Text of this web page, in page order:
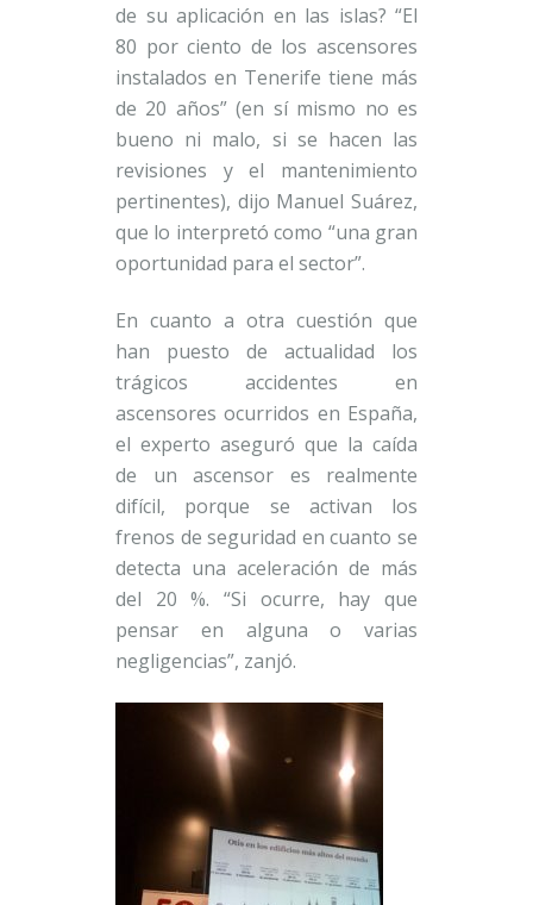
de su aplicación en las islas? “El
80 por ciento de los ascensores
instalados en Tenerife tiene más
de 20 años” (en sí mismo no es
bueno ni malo, si se hacen las
revisiones y el mantenimiento
pertinentes), dijo Manuel Suárez,
que lo interpretó como “una gran
oportunidad para el sector”.
En cuanto a otra cuestión que
han puesto de actualidad los
trágicos accidentes en
ascensores ocurridos en España,
el experto aseguró que la caída
de un ascensor es realmente
difícil, porque se activan los
frenos de seguridad en cuanto se
detecta una aceleración de más
del 20 %. “Si ocurre, hay que
pensar en alguna o varias
negligencias”, zanjó.